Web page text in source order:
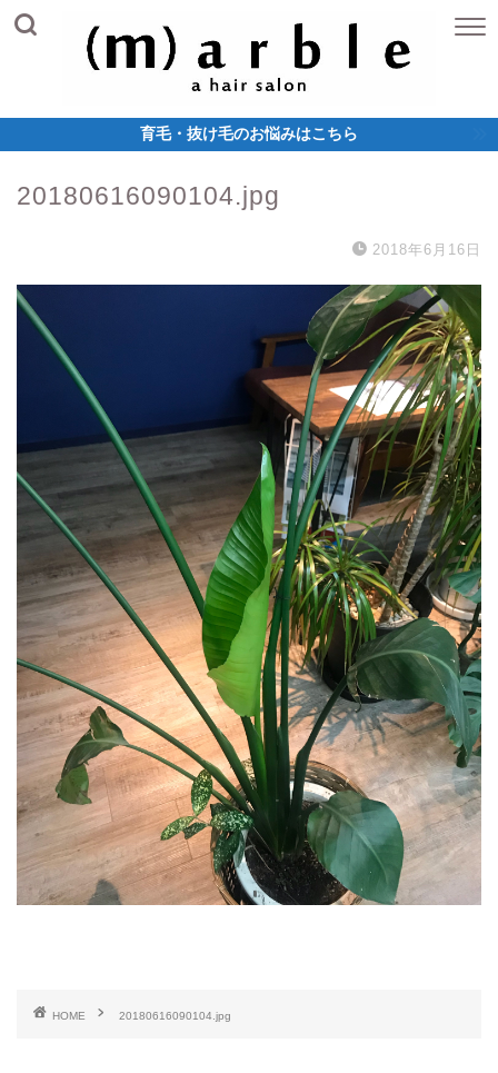
育毛・抜け毛のお悩みはこちら
20180616090104.jpg
2018年6月16日
HOME 20180616090104.jpg